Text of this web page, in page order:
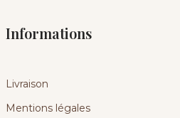
Informations
Livraison
Mentions légales